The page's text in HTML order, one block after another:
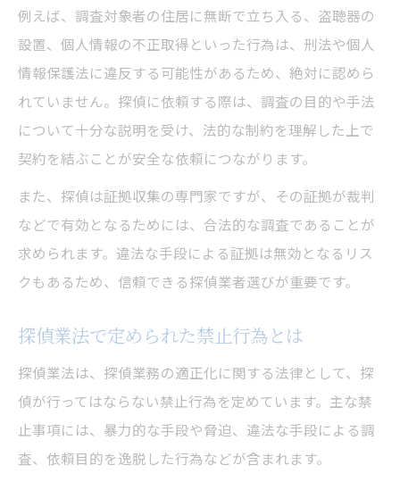
探偵業法が依頼者に求める注意事項
探偵との契約時に押さえるべき条項
探偵調査で問題が起きた際の対応策
探偵業法で守るべきルールと罰則
探偵を選ぶ際に絶対確認すべき届出一覧
探偵業者の適正な運営体制を見極める方法
探偵業務の適正化に関する法律のポイント
探偵依頼前の事前確認ポイントを整理
探偵業法に則った安全な依頼手順の解説
探偵との契約時に守るべき法律知識
探偵調査後のトラブル防止策と注意事項
探偵依頼でよくある違法行為のチェック方
例えば、調査対象者の住居に無断で立ち入る、盗聴器の
設置、個人情報の不正取得といった行為は、刑法や個人
情報保護法に違反する可能性があるため、絶対に認めら
れていません。探偵に依頼する際は、調査の目的や手法
について十分な説明を受け、法的な制約を理解した上で
契約を結ぶことが安全な依頼につながります。
また、探偵は証拠収集の専門家ですが、その証拠が裁判
などで有効となるためには、合法的な調査であることが
求められます。違法な手段による証拠は無効となるリス
クもあるため、信頼できる探偵業者選びが重要です。
探偵業法で定められた禁止行為とは
探偵業法は、探偵業務の適正化に関する法律として、探
偵が行ってはならない禁止行為を定めています。主な禁
止事項には、暴力的な手段や脅迫、違法な手段による調
査、依頼目的を逸脱した行為などが含まれます。